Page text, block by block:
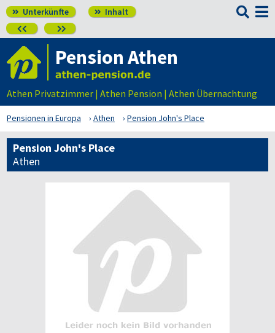
 Unterkünfte  Inhalt
 

Pension Athen
Athen Privatzimmer | Athen Pension | Athen Übernachtung
Pensionen in Europa Athen Pension John's Place
Pension John's Place
Athen